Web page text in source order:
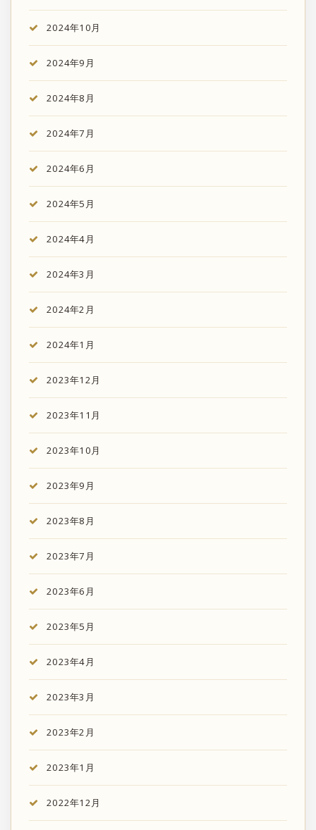
2024年10月
2024年9月
2024年8月
2024年7月
2024年6月
2024年5月
2024年4月
2024年3月
2024年2月
2024年1月
2023年12月
2023年11月
2023年10月
2023年9月
2023年8月
2023年7月
2023年6月
2023年5月
2023年4月
2023年3月
2023年2月
2023年1月
2022年12月